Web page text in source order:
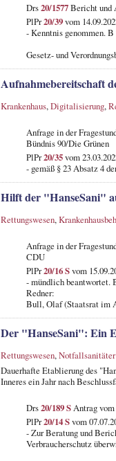
Drs20/1577Bericht und
PlPr20/39vom
- Kenntnis genommen. B
Gesetz- und
Aufnahmebereitschaft
Krankenhaus,Digitalisierung,
Anfrage in der
Bündnis 90/Die Grünen
PlPr20/35vom
- gemäß § 23 Absatz 4
Hilft der "HanseSani"
Rettungswesen,
Anfrage in der
CDU
PlPr20/16 Svom
- mündlich beantwortet.
Redner:
Bull, Olaf (Staatsrat im
Der "HanseSani": Ein
Rettungswesen,Notfallsanitäter
Dauerhafte Etablierung des
Inneres ein Jahr nach
Drs20/189 SAntrag vom
PlPr20/14 Svom
- Zur Beratung und
Verbraucherschutz